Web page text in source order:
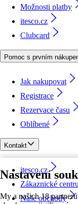
Nastavení
My a našich 18
Možnosti platby
itesco.cz
Clubcard
Pomoc s prvním
Jak nakupovat
Registrace
Rezervace času
Oblíbené
Kontakt
itesco.cz
Zákaznické
Naše obchody